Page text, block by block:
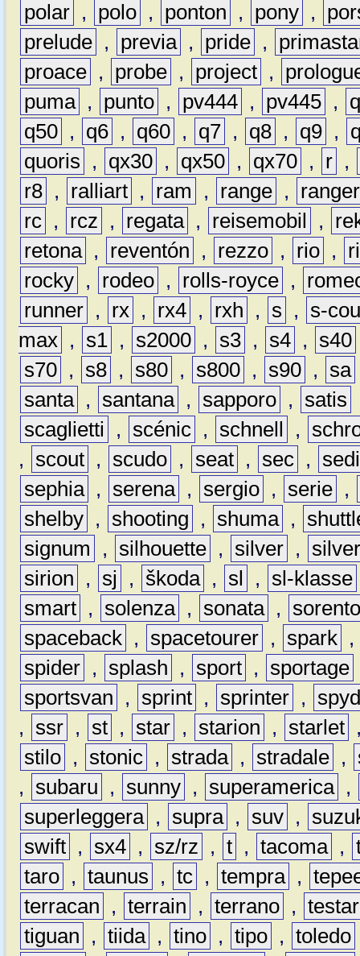
polar , polo , ponton , pony ,
prelude , previa , pride ,
proace , probe , project ,
puma , punto , pv444 , pv445 ,
q50 , q6 , q60 , q7 , q8 , q9 ,
quoris
, qx30 , qx50 , qx70 , r ,
r8 , ralliart , ram , range ,
ranger
rc , rcz , regata , reisemobil ,
retona , reventón , rezzo , rio ,
rocky , rodeo , rolls-royce ,
runner , rx , rx4 , rxh , s ,
s-
max , s1 , s2000 , s3 , s4 , s40
s70 , s8 , s80 , s800 , s90 , sa
santa , santana , sapporo , satis
scaglietti
, scénic , schnell ,
,
scout , scudo , seat , sec ,
sephia , serena , sergio , serie ,
shelby , shooting , shuma ,
signum
, silhouette , silver ,
sirion
, sj , škoda , sl , sl-klasse
smart , solenza , sonata ,
spaceback , spacetourer , spark ,
spider , splash , sport , sportage
sportsvan
, sprint , sprinter ,
,
ssr , st , star , starion , starlet
stilo , stonic , strada , stradale ,
,
subaru , sunny , superamerica ,
superleggera , supra , suv ,
swift , sx4 , sz/rz , t , tacoma ,
taro , taunus , tc , tempra ,
terracan
, terrain , terrano ,
tiguan
, tiida , tino , tipo , toledo